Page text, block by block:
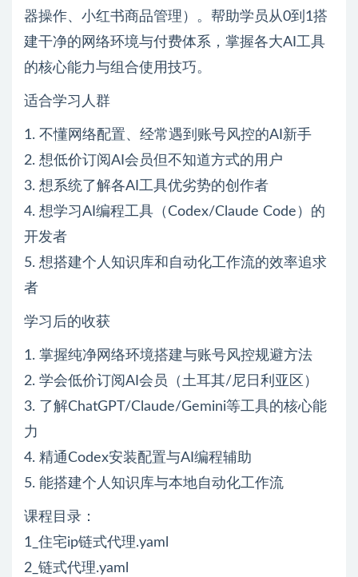
器操作、小红书商品管理）。帮助学员从0到1搭
建干净的网络环境与付费体系，掌握各大AI工具
的核心能力与组合使用技巧。
适合学习人群
1. 不懂网络配置、经常遇到账号风控的AI新手
2. 想低价订阅AI会员但不知道方式的用户
3. 想系统了解各AI工具优劣势的创作者
4. 想学习AI编程工具（Codex/Claude Code）的
开发者
5. 想搭建个人知识库和自动化工作流的效率追求
者
学习后的收获
1. 掌握纯净网络环境搭建与账号风控规避方法
2. 学会低价订阅AI会员（土耳其/尼日利亚区）
3. 了解ChatGPT/Claude/Gemini等工具的核心能
力
4. 精通Codex安装配置与AI编程辅助
5. 能搭建个人知识库与本地自动化工作流
课程目录：
1_住宅ip链式代理.yaml
2_链式代理.yaml